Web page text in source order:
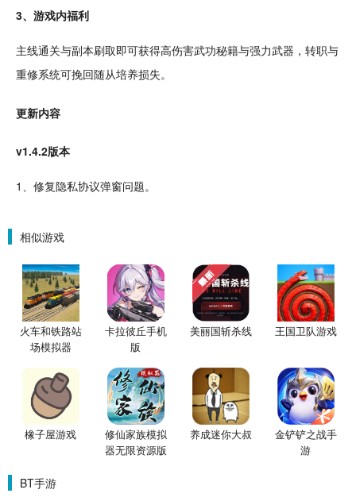
3、游戏内福利
主线通关与副本刷取即可获得高伤害武功秘籍与强力武器 ， 转职与
重修系统可挽回随从培养损失。
更新内容
v1.4.2版本
1、修复隐私协议弹窗问题。
相似游戏
火车和铁路站
场模拟器
卡拉彼丘手机
版
美丽国斩杀线 王国卫队游戏
橡子屋游戏
修仙家族模拟
器无限资源版
养成迷你大叔
金铲铲之战手
游
BT手游